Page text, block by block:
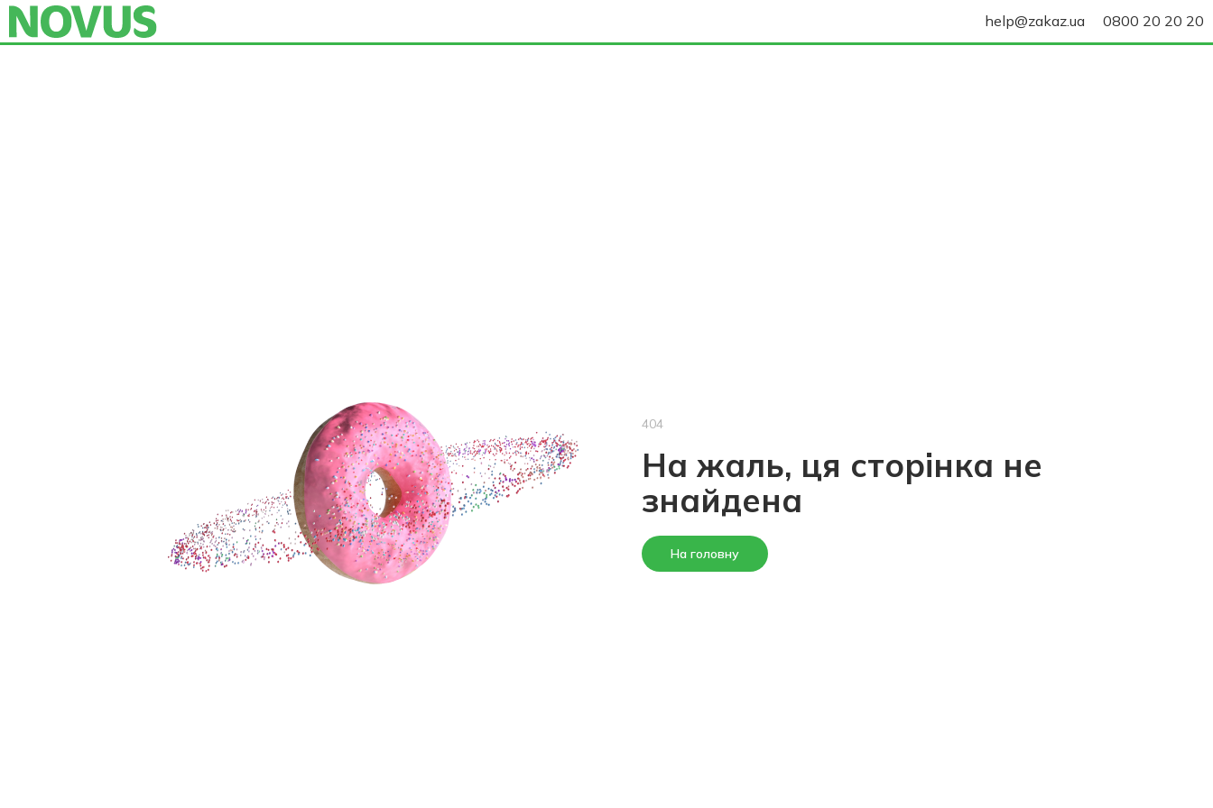
help@zakaz.ua 0800 20 20 20
404
На жаль, ця сторінка не
знайдена
На головну